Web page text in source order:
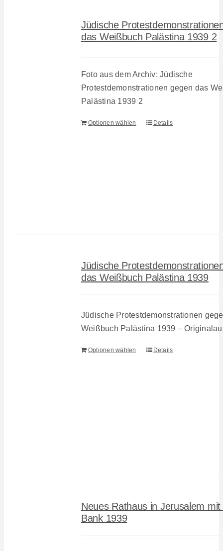
Jüdische
das Weißbuch Palästina 1939 2
Foto aus dem Archiv: Jüdische
Protestdemonstrationen gegen das
Palästina 1939 2
Optionen wählen Details
Jüdische
das Weißbuch Palästina 1939
Jüdische Protestdemonstrationen
Weißbuch Palästina 1939 –
Optionen wählen Details
Neues Rathaus in Jerusalem mit
Bank 1939